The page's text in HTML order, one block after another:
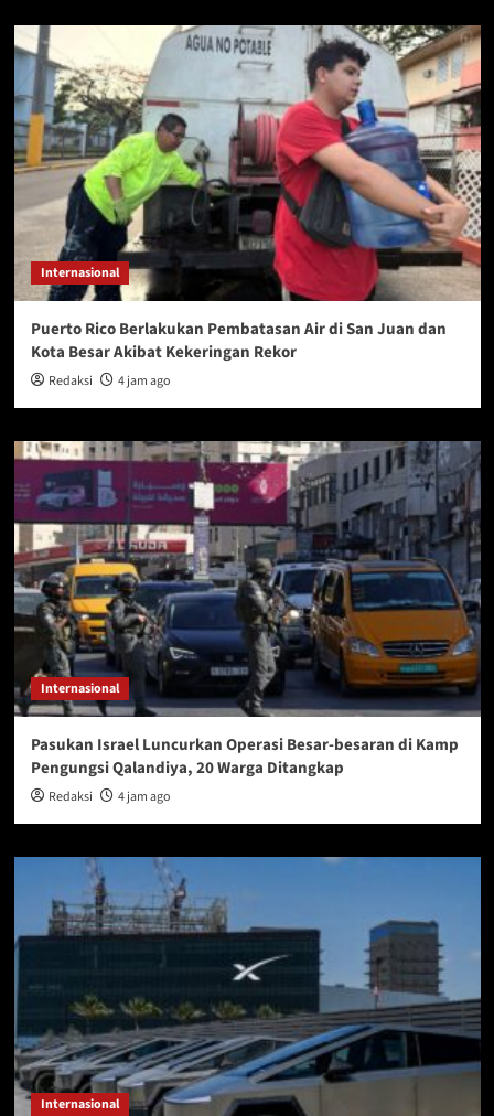
Internasional
Puerto Rico Berlakukan Pembatasan Air di San Juan dan
Kota Besar Akibat Kekeringan Rekor
Redaksi 4 jam ago
Internasional
Pasukan Israel Luncurkan Operasi Besar-besaran di Kamp
Pengungsi Qalandiya, 20 Warga Ditangkap
Redaksi 4 jam ago
Internasional